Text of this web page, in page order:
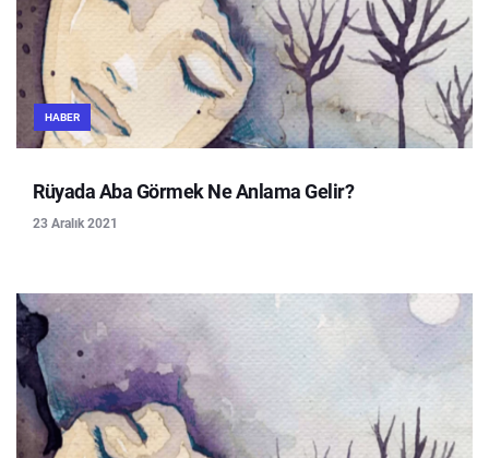
HABER
Rüyada Aba Görmek Ne Anlama Gelir?
23 Aralık 2021